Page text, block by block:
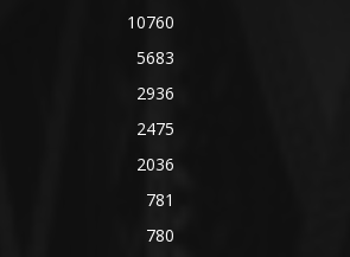
10760
5683
2936
2475
2036
781
780